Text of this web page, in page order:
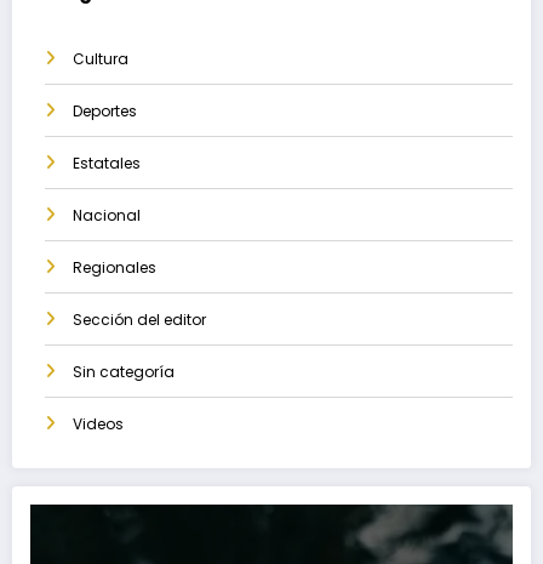
Cultura
Deportes
Estatales
Nacional
Regionales
Sección del editor
Sin categoría
Videos